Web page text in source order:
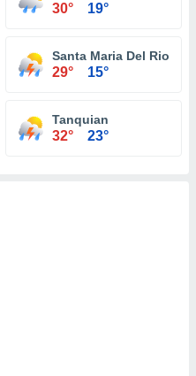
30° 19°
Santa Maria Del Rio
29° 15°
Tanquian
32° 23°